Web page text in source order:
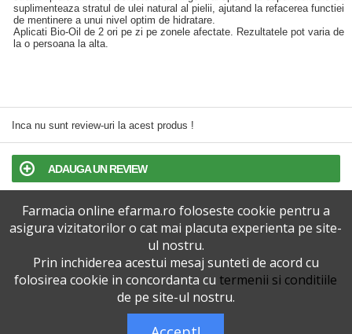
suplimenteaza stratul de ulei natural al pielii, ajutand la refacerea functiei
de mentinere a unui nivel optim de hidratare.
Aplicati Bio‑Oil de 2 ori pe zi pe zonele afectate. Rezultatele pot varia de
la o persoana la alta.
Inca nu sunt review-uri la acest produs !
ADAUGA UN REVIEW
TERMENI SI CONDITII
POLITICA DE CONFIDENTIALITATE
VERSIUNEA DESKTOP
Farmacia online efarma.ro foloseste cookie pentru a
asigura vizitatorilor o cat mai placuta experienta pe site-
ul nostru.
Prin inchiderea acestui mesaj sunteti de acord cu
folosirea cookie in concordanta cu termenii si conditiile
de pe site-ul nostru.